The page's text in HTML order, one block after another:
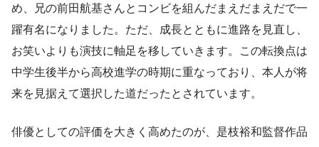
め、兄の前田航基さんとコンビを組んだまえだまえだで一
躍有名になりました。ただ、成長とともに進路を見直し、
お笑いよりも演技に軸足を移していきます。この転換点は
中学生後半から高校進学の時期に重なっており、本人が将
来を見据えて選択した道だったとされています。
俳優としての評価を大きく高めたのが、是枝裕和監督作品